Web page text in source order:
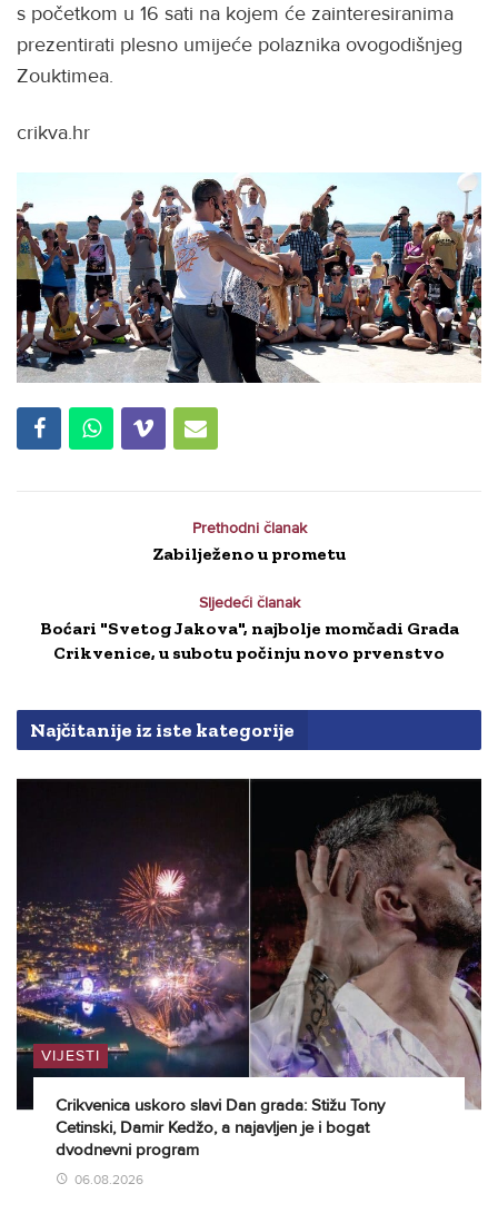
s početkom u 16 sati na kojem će zainteresiranima
prezentirati plesno umijeće polaznika ovogodišnjeg
Zouktimea.
crikva.hr
Prethodni članak
Zabilježeno u prometu
Sljedeći članak
Boćari "Svetog Jakova", najbolje momčadi Grada
Crikvenice, u subotu počinju novo prvenstvo
Najčitanije iz iste kategorije
VIJESTI
Crikvenica uskoro slavi Dan grada: Stižu Tony
Cetinski, Damir Kedžo, a najavljen je i bogat
dvodnevni program
06.08.2026